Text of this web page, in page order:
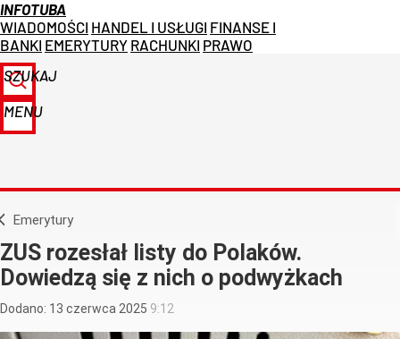
INFOTUBA
WIADOMOŚCI HANDEL I USŁUGI FINANSE I
BANKI EMERYTURY RACHUNKI PRAWO
SZUKAJ
MENU
Emerytury
ZUS rozesłał listy do Polaków.
Dowiedzą się z nich o podwyżkach
Dodano: 13 czerwca 2025 9:12